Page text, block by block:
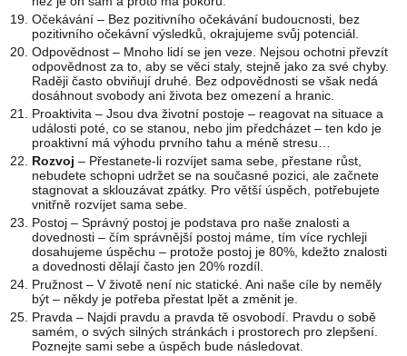
Očekávání – Bez pozitivního očekávání budoucnosti, bez
pozitivního očekávní výsledků, okrajujeme svůj potenciál.
Odpovědnost – Mnoho lidí se jen veze. Nejsou ochotni převzít
odpovědnost za to, aby se věci staly, stejně jako za své chyby.
Raději často obviňují druhé. Bez odpovědnosti se však nedá
dosáhnout svobody ani života bez omezení a hranic.
Proaktivita – Jsou dva životní postoje – reagovat na situace a
události poté, co se stanou, nebo jim předcházet – ten kdo je
proaktivní má výhodu prvního tahu a méně stresu…
Rozvoj – Přestanete-li rozvíjet sama sebe, přestane růst,
nebudete schopni udržet se na současné pozici, ale začnete
stagnovat a sklouzávat zpátky. Pro větší úspěch, potřebujete
vnitřně rozvíjet sama sebe.
Postoj – Správný postoj je podstava pro naše znalosti a
dovednosti – čím správnější postoj máme, tím více rychleji
dosahujeme úspěchu – protože postoj je 80%, kdežto znalosti
a dovednosti dělají často jen 20% rozdíl.
Pružnost – V životě není nic statické. Ani naše cíle by neměly
být – někdy je potřeba přestat lpět a změnit je.
Pravda – Najdi pravdu a pravda tě osvobodí. Pravdu o sobě
samém, o svých silných stránkách i prostorech pro zlepšení.
Poznejte sami sebe a úspěch bude následovat.